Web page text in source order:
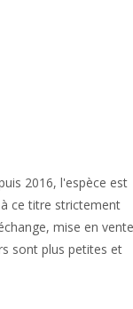
2016, l'espèce est
ce titre strictement
mise en
sont plus petites et